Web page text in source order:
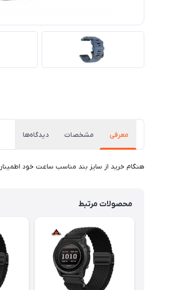
معرفی مشخصات دیدگاه‌ها
هنگام خرید از سایز بند مناسب ساعت خود
محصولات مرتبط